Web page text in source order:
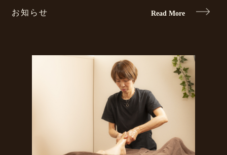
お知らせ Read More